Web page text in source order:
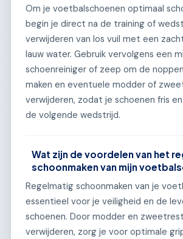
Om je voetbalschoenen optimaal
begin je direct na de training of
verwijderen van los vuil met een
lauw water. Gebruik vervolgens een
schoenreiniger of zeep om de
maken en eventuele modder of
verwijderen, zodat je schoenen fris
de volgende wedstrijd.
Wat zijn de voordelen van het
schoonmaken van mijn
Regelmatig schoonmaken van je
essentieel voor je veiligheid en de
schoenen. Door modder en
verwijderen, zorg je voor optimale